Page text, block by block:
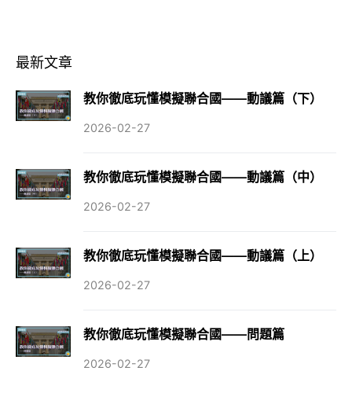
最新文章
教你徹底玩懂模擬聯合國——動議篇（下）
2026-02-27
教你徹底玩懂模擬聯合國——動議篇（中）
2026-02-27
教你徹底玩懂模擬聯合國——動議篇（上）
2026-02-27
教你徹底玩懂模擬聯合國——問題篇
2026-02-27